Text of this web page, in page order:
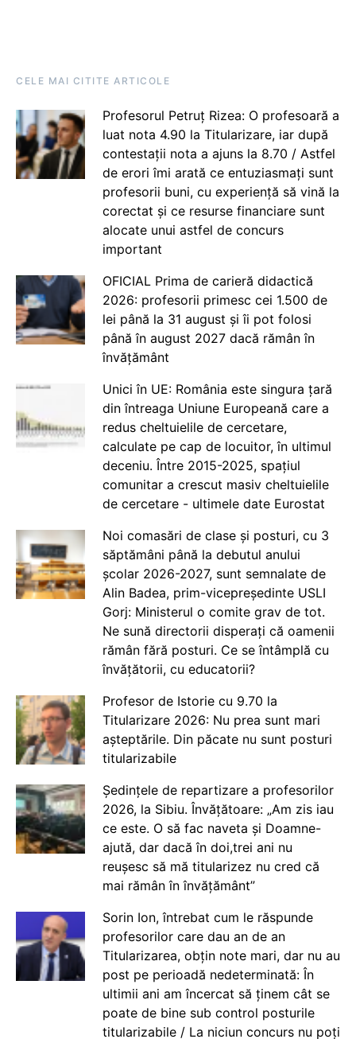
CELE MAI CITITE ARTICOLE
Profesorul Petruț Rizea: O profesoară a
luat nota 4.90 la Titularizare, iar după
contestații nota a ajuns la 8.70 / Astfel
de erori îmi arată ce entuziasmați sunt
profesorii buni, cu experiență să vină la
corectat și ce resurse financiare sunt
alocate unui astfel de concurs
important
OFICIAL Prima de carieră didactică
2026: profesorii primesc cei 1.500 de
lei până la 31 august și îi pot folosi
până în august 2027 dacă rămân în
învățământ
Unici în UE: România este singura țară
din întreaga Uniune Europeană care a
redus cheltuielile de cercetare,
calculate pe cap de locuitor, în ultimul
deceniu. Între 2015-2025, spațiul
comunitar a crescut masiv cheltuielile
de cercetare - ultimele date Eurostat
Noi comasări de clase și posturi, cu 3
săptămâni până la debutul anului
școlar 2026-2027, sunt semnalate de
Alin Badea, prim-vicepreședinte USLI
Gorj: Ministerul o comite grav de tot.
Ne sună directorii disperați că oamenii
rămân fără posturi. Ce se întâmplă cu
învățătorii, cu educatorii?
Profesor de Istorie cu 9.70 la
Titularizare 2026: Nu prea sunt mari
așteptările. Din păcate nu sunt posturi
titularizabile
Ședințele de repartizare a profesorilor
2026, la Sibiu. Învățătoare: „Am zis iau
ce este. O să fac naveta și Doamne-
ajută, dar dacă în doi,trei ani nu
reușesc să mă titularizez nu cred că
mai rămân în învățământ”
Sorin Ion, întrebat cum le răspunde
profesorilor care dau an de an
Titularizarea, obțin note mari, dar nu au
post pe perioadă nedeterminată: În
ultimii ani am încercat să ținem cât se
poate de bine sub control posturile
titularizabile / La niciun concurs nu poți